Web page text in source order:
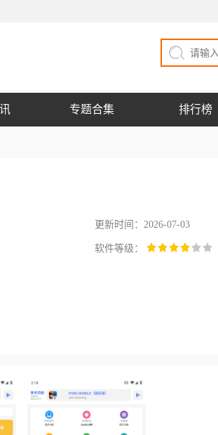
专题合集 排行榜
更新时间：2026-07-03
软件等级：